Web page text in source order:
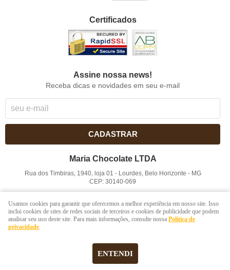
Certificados
Assine nossa news!
Receba dicas e novidades em seu e-mail
CADASTRAR
Maria Chocolate LTDA
Rua dos Timbiras, 1940, loja 01 - Lourdes, Belo Horizonte - MG
CEP: 30140-069
LOJA VIRTUAL CRIADA POR
Usamos cookies para garantir que oferecemos a melhor experiência em nosso site. Isso
inclui cookies de sites de redes sociais de terceiros e cookies de publicidade que podem
analisar seu uso deste site. Para mais informações, consulte nossa Política de
privacidade.
ENTENDI